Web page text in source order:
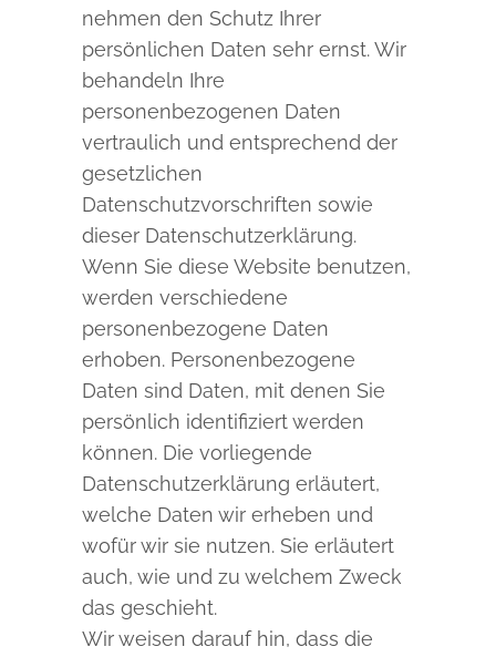
nehmen den Schutz Ihrer
persönlichen Daten sehr ernst. Wir
behandeln Ihre
personenbezogenen Daten
vertraulich und entsprechend der
gesetzlichen
Datenschutzvorschriften sowie
dieser Datenschutzerklärung.
Wenn Sie diese Website benutzen,
werden verschiedene
personenbezogene Daten
erhoben. Personenbezogene
Daten sind Daten, mit denen Sie
persönlich identifiziert werden
können. Die vorliegende
Datenschutzerklärung erläutert,
welche Daten wir erheben und
wofür wir sie nutzen. Sie erläutert
auch, wie und zu welchem Zweck
das geschieht.
Wir weisen darauf hin, dass die